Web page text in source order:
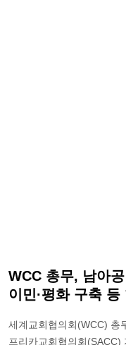
WCC 총무, 남아
이민·평화 구축 등
세계교회협의회(WCC) 총
프리카교회협의회